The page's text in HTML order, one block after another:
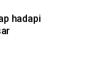
hadapi